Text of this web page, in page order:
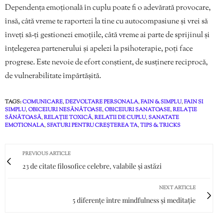
Dependența emoțională în cuplu poate fi o adevărată provocare,
însă, câtă vreme te raportezi la tine cu autocompasiune și vrei să
înveți să-ți gestionezi emoțiile, câtă vreme ai parte de sprijinul și
înțelegerea partenerului și apelezi la psihoterapie, poți face
progrese. Este nevoie de efort conștient, de susținere reciprocă,
de vulnerabilitate împărtășită.
TAGS:COMUNICARE,DEZVOLTARE PERSONALA,FAIN & SIMPLU,FAIN SI
SIMPLU,OBICEIURI NESĂNĂTOASE,OBICEIURI SANATOASE,RELAȚIE
SĂNĂTOASĂ,RELAȚIE TOXICĂ,RELATII DE CUPLU,SANATATE
EMOTIONALA,SFATURI PENTRU CREȘTEREA TA,TIPS & TRICKS
PREVIOUS ARTICLE
23 de citate filosofice celebre, valabile și astăzi
NEXT ARTICLE
5 diferențe între mindfulness și meditație